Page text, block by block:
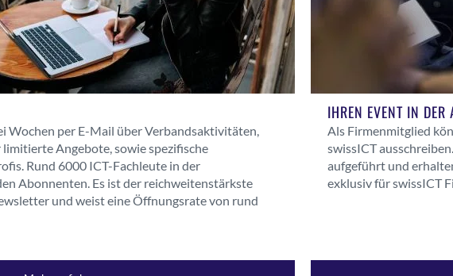
Wochen per E-Mail über Verbandsaktivitäten,
limitierte Angebote, sowie spezifische
Rund 6000 ICT-Fachleute in der
Abonnenten. Es ist der reichweitenstärkste
und weist eine Öffnungsrate von rund
IHREN EVENT IN DER
Als Firmenmitglied
swissICT
aufgeführt und
exklusiv für swissICT